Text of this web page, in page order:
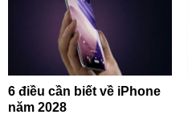
6 điều cần biết về iPhone
năm 2028